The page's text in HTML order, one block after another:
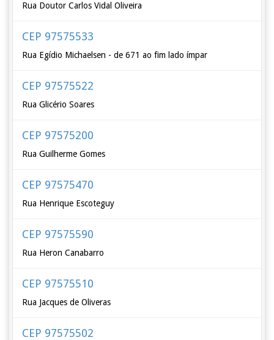
Rua Doutor Carlos Vidal Oliveira
CEP 97575533
Rua Egídio Michaelsen - de 671 ao fim lado ímpar
CEP 97575522
Rua Glicério Soares
CEP 97575200
Rua Guilherme Gomes
CEP 97575470
Rua Henrique Escoteguy
CEP 97575590
Rua Heron Canabarro
CEP 97575510
Rua Jacques de Oliveras
CEP 97575502